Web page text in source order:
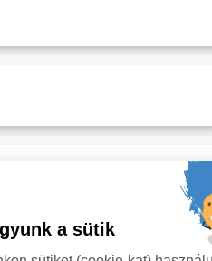
a sütik